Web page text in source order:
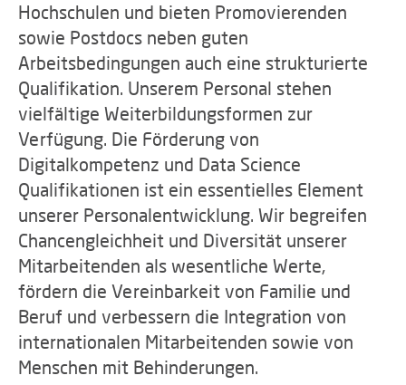
Hochschulen und bieten Promovierenden
sowie Postdocs neben guten
Arbeitsbedingungen auch eine strukturierte
Qualifikation. Unserem Personal stehen
vielfältige Weiterbildungsformen zur
Verfügung. Die Förderung von
Digitalkompetenz und Data Science
Qualifikationen ist ein essentielles Element
unserer Personalentwicklung. Wir begreifen
Chancengleichheit und Diversität unserer
Mitarbeitenden als wesentliche Werte,
fördern die Vereinbarkeit von Familie und
Beruf und verbessern die Integration von
internationalen Mitarbeitenden sowie von
Menschen mit Behinderungen.